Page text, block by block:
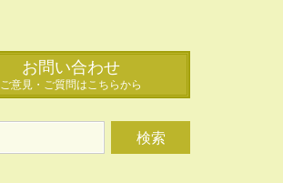
お問い合わせ
ご意見・ご質問はこちらから